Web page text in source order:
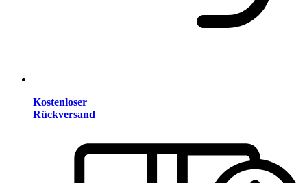
Kostenloser
Rückversand